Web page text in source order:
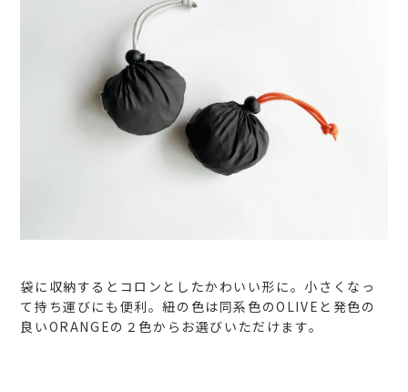
袋に収納するとコロンとしたかわいい形に。小さくなっ
て持ち運びにも便利。紐の色は同系色のOLIVEと発色の
良いORANGEの２色からお選びいただけます。